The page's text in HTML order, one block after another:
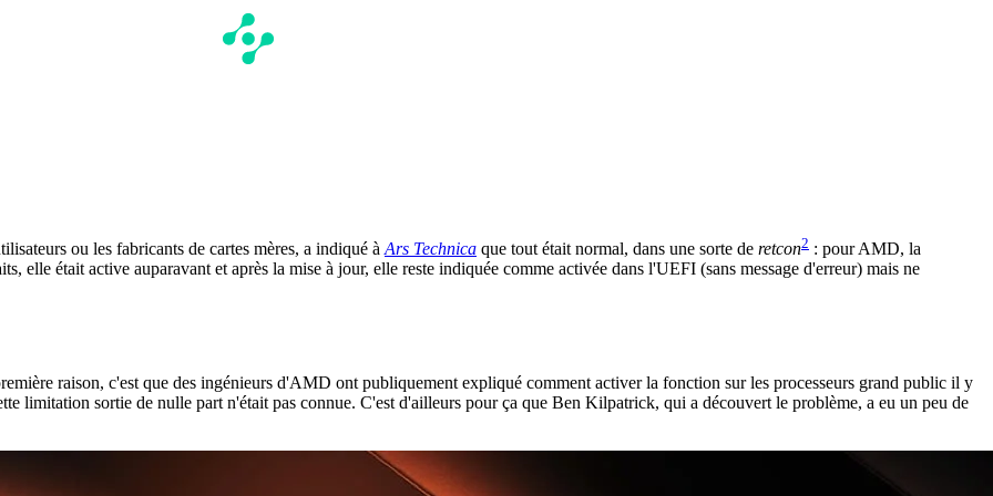
ou les fabricants de cartes mères, a indiqué à Ars Technica que tout était normal, dans une sorte de retcon2 : pour AMD, la
elle était active auparavant et après la mise à jour, elle reste indiquée comme activée dans l'UEFI (sans message d'erreur) mais ne
raison, c'est que des ingénieurs d'AMD ont publiquement expliqué comment activer la fonction sur les processeurs grand public il y
limitation sortie de nulle part n'était pas connue. C'est d'ailleurs pour ça que Ben Kilpatrick, qui a découvert le problème, a eu un peu de